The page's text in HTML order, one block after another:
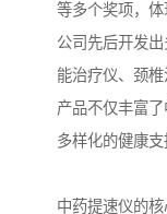
等多个奖项，体
公司先后开发
能治疗仪、颈
产品不仅丰富
多样化的健康支
中药提速仪的